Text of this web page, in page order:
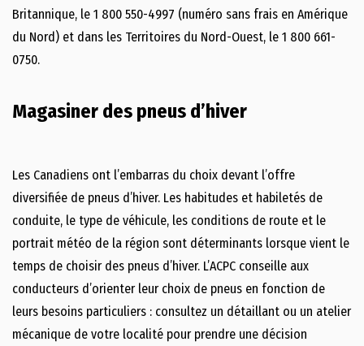
Britannique, le 1 800 550-4997 (numéro sans frais en Amérique
du Nord) et dans les Territoires du Nord-Ouest, le 1 800 661-
0750.
Magasiner des pneus d’hiver
Les Canadiens ont l’embarras du choix devant l’offre
diversifiée de pneus d’hiver. Les habitudes et habiletés de
conduite, le type de véhicule, les conditions de route et le
portrait météo de la région sont déterminants lorsque vient le
temps de choisir des pneus d’hiver. L’ACPC conseille aux
conducteurs d’orienter leur choix de pneus en fonction de
leurs besoins particuliers : consultez un détaillant ou un atelier
mécanique de votre localité pour prendre une décision